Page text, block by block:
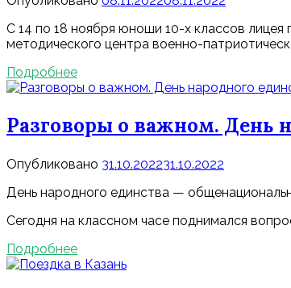
С 14 по 18 ноября юноши 10-х классов
методического центра военно-
Подробнее
Разговоры о важном. День
Опубликовано 31.10.202231.10.2022
День народного единства —
Сегодня на классном часе поднимался
Подробнее